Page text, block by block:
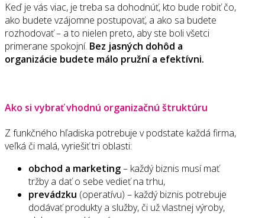
Keď je vás viac, je treba sa dohodnúť, kto bude robiť čo,
ako budete vzájomne postupovať, a ako sa budete
rozhodovať – a to nielen preto, aby ste boli všetci
primerane spokojní. Bez jasných dohôd a
organizácie budete málo pružní a efektívni.
Ako si vybrať vhodnú organizačnú štruktúru
Z funkčného hľadiska potrebuje v podstate každá firma,
veľká či malá, vyriešiť tri oblasti:
obchod a marketing– každý biznis musí mať
tržby a dať o sebe vedieť na trhu,
prevádzku (operatívu) – každý biznis potrebuje
dodávať produkty a služby, či už vlastnej výroby,